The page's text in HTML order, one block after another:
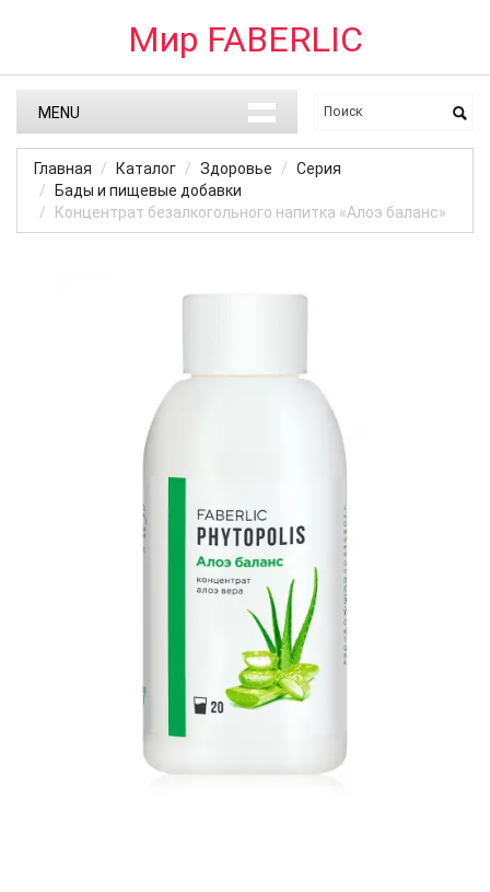
Мир FABERLIC
MENU
Главная Каталог Здоровье
Серия
Бады и пищевые добавки
Концентрат безалкогольного напитка «Алоэ баланс»